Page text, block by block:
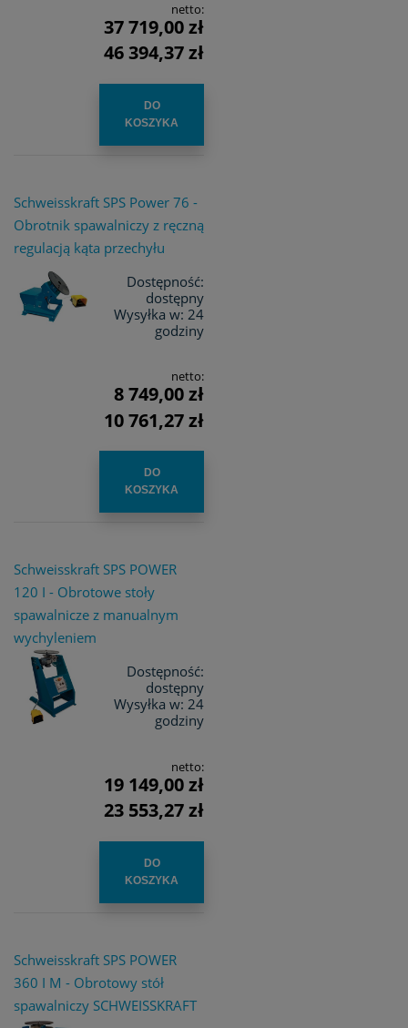
netto:
37 719,00 zł
46 394,37 zł
DO
KOSZYKA
Schweisskraft SPS Power 76 -
Obrotnik spawalniczy z ręczną
regulacją kąta przechyłu
Dostępność:
dostępny
Wysyłka w: 24
godziny
netto:
8 749,00 zł
10 761,27 zł
DO
KOSZYKA
Schweisskraft SPS POWER
120 I - Obrotowe stoły
spawalnicze z manualnym
wychyleniem
Dostępność:
dostępny
Wysyłka w: 24
godziny
netto:
19 149,00 zł
23 553,27 zł
DO
KOSZYKA
Schweisskraft SPS POWER
360 I M - Obrotowy stół
spawalniczy SCHWEISSKRAFT